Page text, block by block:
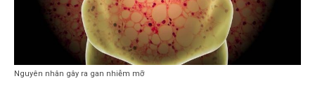
Nguyên nhân gây ra gan nhiễm mỡ